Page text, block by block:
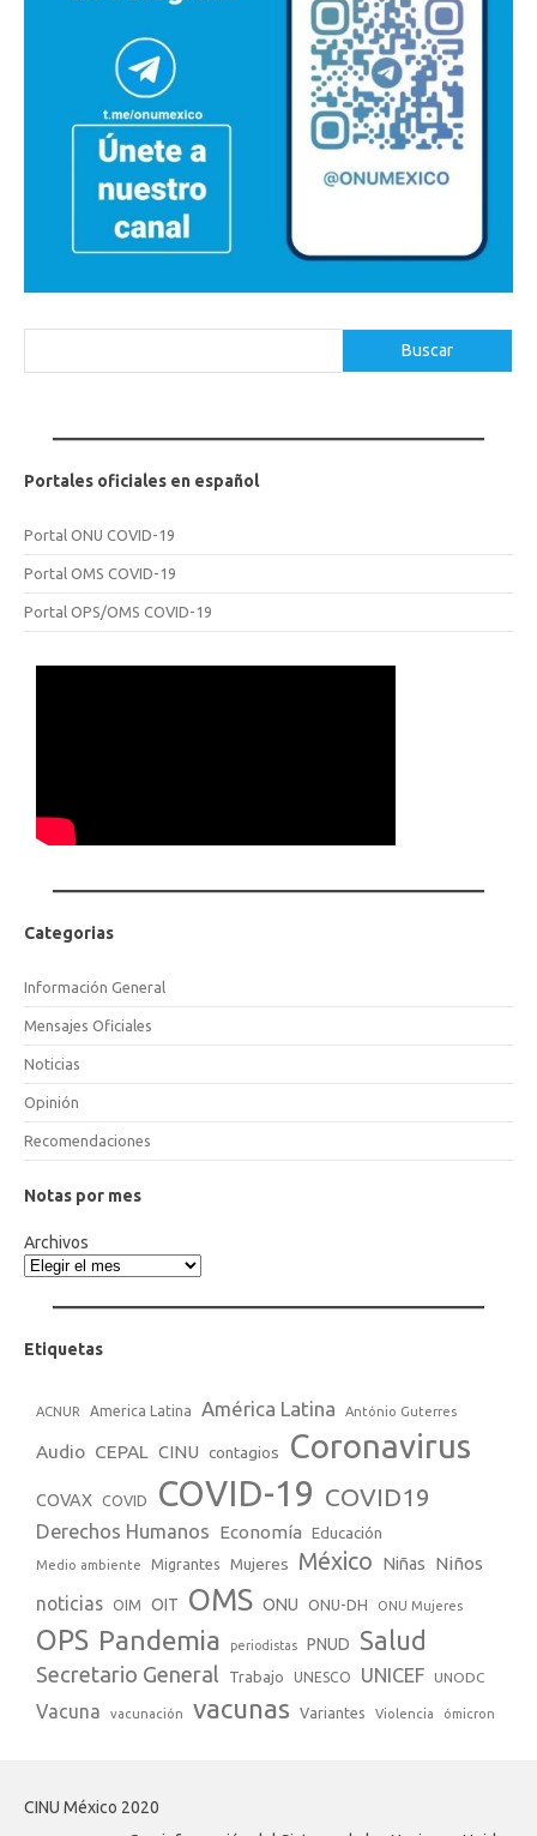
Buscar
Portales oficiales en español
Portal ONU COVID-19
Portal OMS COVID-19
Portal OPS/OMS COVID-19
Categorias
Información General
Mensajes Oficiales
Noticias
Opinión
Recomendaciones
Notas por mes
Archivos
Etiquetas
ACNUR America Latina América Latina António Guterres
Audio CEPAL CINU contagios Coronavirus
COVAX COVID COVID-19 COVID19
Derechos Humanos Economía Educación
Medio ambiente Migrantes Mujeres México Niñas Niños
noticias OIM OIT OMS ONU ONU-DH ONU Mujeres
OPS Pandemia periodistas PNUD Salud
Secretario General Trabajo UNESCO UNICEF UNODC
Vacuna vacunación vacunas Variantes Violencia ómicron
CINU México 2020